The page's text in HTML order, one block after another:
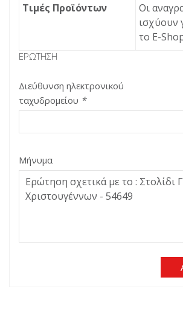
Τιμές Προϊόντων
Οι
ισχύουν
το Ε-
ΕΡΏΤΗΣΗ
Διεύθυνση ηλεκτρονικού
ταχυδρομείου *
Μήνυμα